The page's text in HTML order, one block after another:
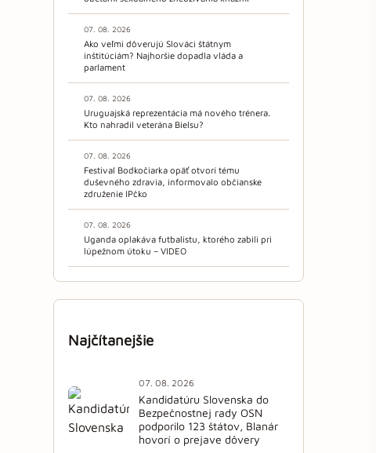
07. 08. 2026
Ako veľmi dôverujú Slováci štátnym
inštitúciám? Najhoršie dopadla vláda a
parlament
07. 08. 2026
Uruguajská reprezentácia má nového trénera.
Kto nahradil veterána Bielsu?
07. 08. 2026
Festival Bodkočiarka opäť otvorí tému
duševného zdravia, informovalo občianske
združenie IPčko
07. 08. 2026
Uganda oplakáva futbalistu, ktorého zabili pri
lúpežnom útoku – VIDEO
Najčítanejšie
07. 08. 2026
Kandidatúru Slovenska do
Bezpečnostnej rady OSN
podporilo 123 štátov, Blanár
hovorí o prejave dôvery